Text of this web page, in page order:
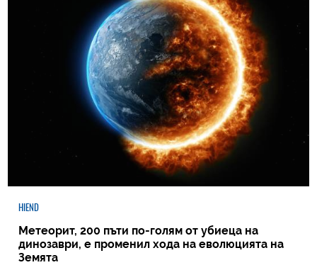
HIEND
Метеорит, 200 пъти по-голям от убиеца на
динозаври, е променил хода на еволюцията на
Земята